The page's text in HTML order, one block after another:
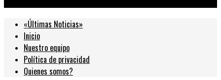
«Últimas Noticias»
Inicio
Nuestro equipo
Política de privacidad
Quienes somos?